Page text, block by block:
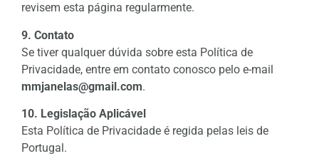
revisem esta página regularmente.
9. Contato
Se tiver qualquer dúvida sobre esta Política de
Privacidade, entre em contato conosco pelo e-mail
mmjanelas@gmail.com.
10. Legislação Aplicável
Esta Política de Privacidade é regida pelas leis de
Portugal.